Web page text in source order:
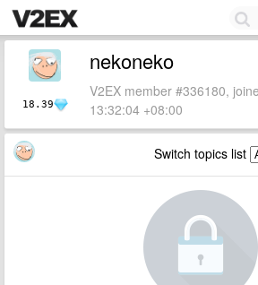
18.39
nekoneko
V2EX member #336180,
13:32:04 +08:00
Switch topics list